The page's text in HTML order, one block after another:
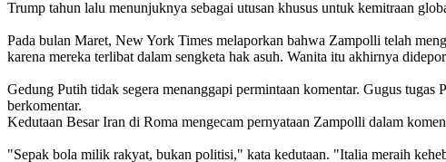
Trump tahun lalu menunjuknya sebagai utusan khusus untuk kemitraan
Pada bulan Maret, New York Times melaporkan bahwa Zampolli telah
karena mereka terlibat dalam sengketa hak asuh. Wanita itu akhirnya
Gedung Putih tidak segera menanggapi permintaan komentar. Gugus
berkomentar.
Kedutaan Besar Iran di Roma mengecam pernyataan Zampolli dalam
"Sepak bola milik rakyat, bukan politisi," kata kedutaan. "Italia meraih